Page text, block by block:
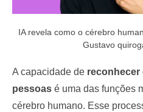
IA revela como o cérebro
Gustavo
A capacidade de reconhecer
pessoas é uma das funções
cérebro humano. Esse